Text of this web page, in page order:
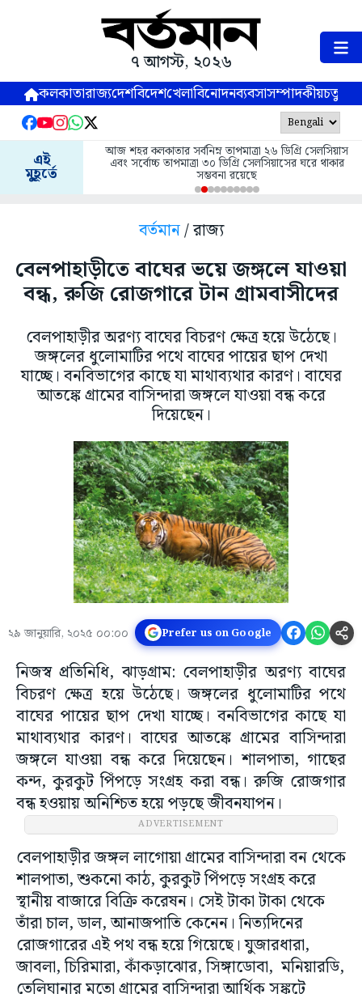
৭ আগস্ট, ২০২৬
কলকাতারাজ্যদেশবিদেশখেলাবিনোদনব্যবসাসম্পাদকীয়
এই
মুহূর্তে
আজ শহর কলকাতার সর্বনিম্ন তাপমাত্রা ২৬ ডিগ্রি সেলসিয়াস
এবং সর্বোচ্চ তাপমাত্রা ৩০ ডিগ্রি সেলসিয়াসের ঘরে থাকার
সম্ভবনা রয়েছে
বর্তমান/ রাজ্য
বেলপাহাড়ীতে বাঘের ভয়ে জঙ্গলে যাওয়া
বন্ধ, রুজি রোজগারে টান গ্রামবাসীদের
বেলপাহাড়ীর অরণ্য বাঘের বিচরণ ক্ষেত্র হয়ে উঠেছে।
জঙ্গলের ধুলোমাটির পথে বাঘের পায়ের ছাপ দেখা
যাচ্ছে। বনবিভাগের কাছে যা মাথাব্যথার কারণ। বাঘের
আতঙ্কে গ্ৰামের বাসিন্দারা জঙ্গলে যাওয়া বন্ধ করে
দিয়েছেন।
২৯ জানুয়ারি, ২০২৫ ০০:০০ Prefer us on Google
নিজস্ব প্রতিনিধি, ঝাড়গ্ৰাম: বেলপাহাড়ীর অরণ্য বাঘের
বিচরণ ক্ষেত্র হয়ে উঠেছে। জঙ্গলের ধুলোমাটির পথে
বাঘের পায়ের ছাপ দেখা যাচ্ছে। বনবিভাগের কাছে যা
মাথাব্যথার কারণ। বাঘের আতঙ্কে গ্ৰামের বাসিন্দারা
জঙ্গলে যাওয়া বন্ধ করে দিয়েছেন। শালপাতা, গাছের
কন্দ, কুরকুট পিঁপড়ে সংগ্ৰহ করা বন্ধ। রুজি রোজগার
বন্ধ হওয়ায় অনিশ্চিত হয়ে পড়ছে জীবনযাপন।
ADVERTISEMENT
বেলপাহাড়ীর জঙ্গল লাগোয়া গ্ৰামের বাসিন্দারা বন থেকে
শালপাতা, শুকনো কাঠ, কুরকুট পিঁপড়ে সংগ্রহ করে
স্থানীয় বাজারে বিক্রি করেষন। সেই টাকা টাকা থেকে
তাঁরা চাল, ডাল, আনাজপাতি কেনেন। নিত্যদিনের
রোজগারের এই পথ বন্ধ হয়ে গিয়েছে। যুজারধারা,
জাবলা, চিরিমারা, কাঁকড়াঝোর, সিঙ্গাডোবা, মনিয়ারডি,